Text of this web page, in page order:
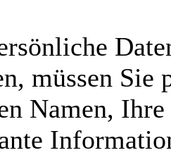
müssen
Namen,